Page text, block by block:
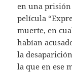
en una prisión
película
muerte, en
habían
la
la que en ese